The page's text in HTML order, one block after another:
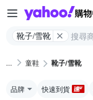
靴子/雪靴
童鞋 靴子/雪靴
品牌 快速到貨